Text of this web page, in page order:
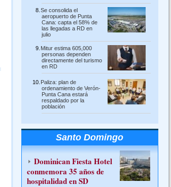
Se consolida el
aeropuerto de Punta
Cana: capta el 58% de
las llegadas a RD en
julio
Mitur estima 605,000
personas dependen
directamente del turismo
en RD
Paliza: plan de
ordenamiento de Verón-
Punta Cana estará
respaldado por la
población
Santo Domingo
Dominican Fiesta Hotel
conmemora 35 años de
hospitalidad en SD